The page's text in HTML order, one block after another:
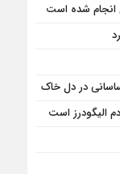
ساسانی در دل خاک